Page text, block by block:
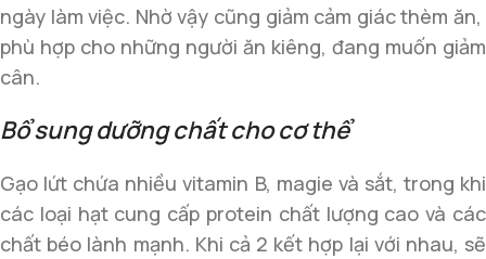
ngày làm việc. Nhờ vậy cũng giảm cảm giác thèm ăn,
phù hợp cho những người ăn kiêng, đang muốn giảm
cân.
Bổ sung dưỡng chất cho cơ thể
Gạo lứt chứa nhiều vitamin B, magie và sắt, trong khi
các loại hạt cung cấp protein chất lượng cao và các
chất béo lành mạnh. Khi cả 2 kết hợp lại với nhau, sẽ